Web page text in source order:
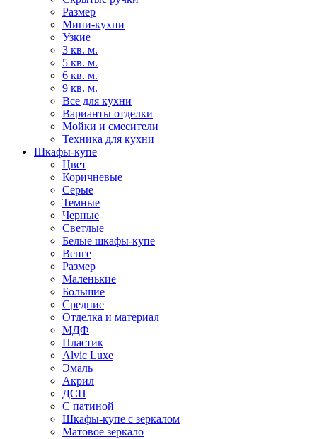
Размер
Мини-кухни
Узкие
3 кв. м.
5 кв. м.
6 кв. м.
9 кв. м.
Все для кухни
Варианты отделки
Мойки и смесители
Техника для кухни
Шкафы-купе
Цвет
Коричневые
Серые
Темные
Черные
Светлые
Белые шкафы-купе
Венге
Размер
Маленькие
Большие
Средние
Отделка и материал
МДФ
Пластик
Alvic Luxe
Эмаль
Акрил
ДСП
С патиной
Шкафы-купе с зеркалом
Матовое зеркало